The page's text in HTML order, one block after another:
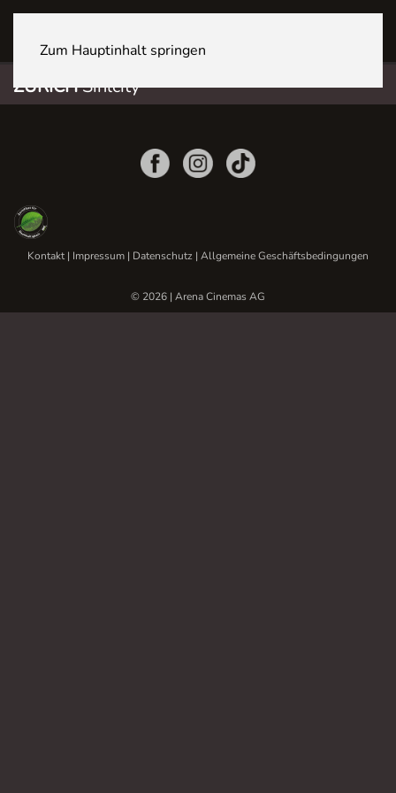
Zum Hauptinhalt springen
ZÜRICHSihlcity
Kontakt| Impressum | Datenschutz | Allgemeine Geschäftsbedingungen
© 2026 | Arena Cinemas AG